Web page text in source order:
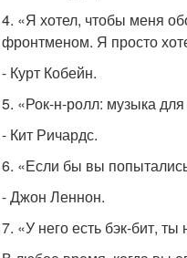
4. «Я хотел, чтобы меня
фронтменом. Я просто
- Курт Кобейн.
5. «Рок-н-ролл: музыка
- Кит Ричардс.
6. «Если бы вы
- Джон Леннон.
7. «У него есть бэк-бит,